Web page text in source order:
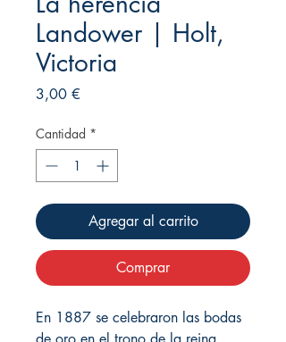
Landower | Holt,
Victoria
3,00 €
Cantidad *
Agregar al carrito
Comprar
En 1887 se celebraron las bodas